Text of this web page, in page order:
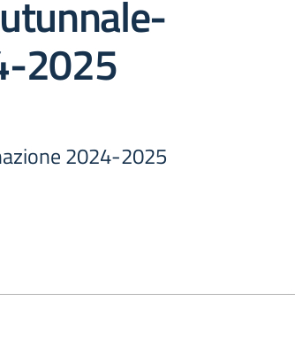
2025
2024-2025